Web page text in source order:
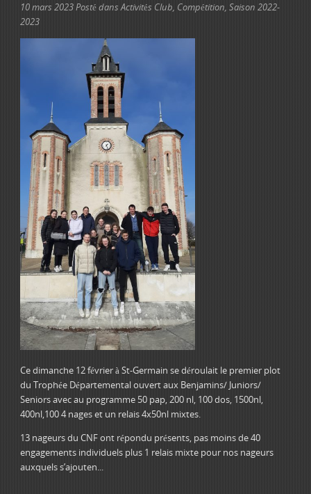
10 mars 2023Posté dansActivités Club, Compétition, Saison 2022-
2023
Ce dimanche 12 février à St-Germain se déroulait le premier plot
du Trophée Départemental ouvert aux Benjamins/ Juniors/
Seniors avec au programme 50 pap, 200 nl, 100 dos, 1500nl,
400nl,100 4 nages et un relais 4x50nl mixtes.
13 nageurs du CNF ont répondu présents, pas moins de 40
engagements individuels plus 1 relais mixte pour nos nageurs
auxquels s’ajouten...